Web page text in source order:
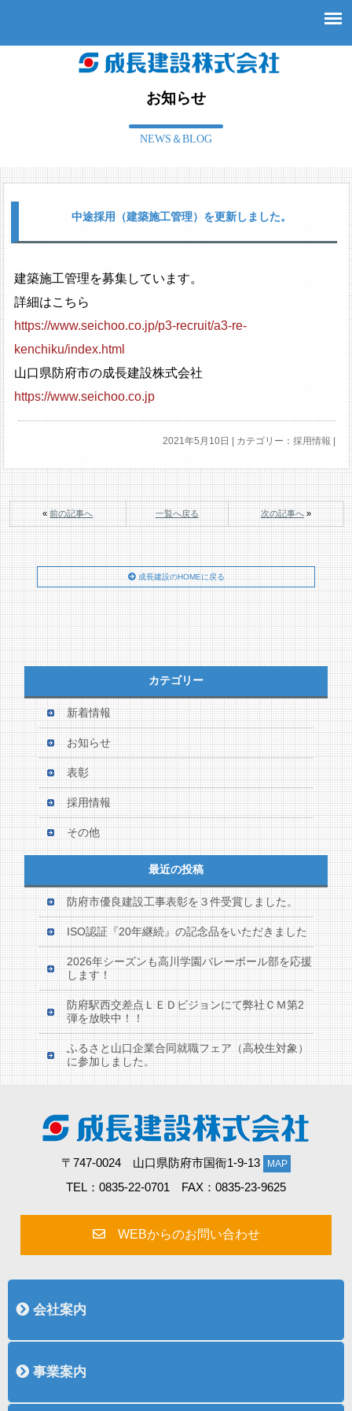
お知らせ
NEWS＆BLOG
中途採用（建築施工管理）を更新しました。
建築施工管理を募集しています。
詳細はこちら
https://www.seichoo.co.jp/p3-recruit/a3-re-
kenchiku/index.html
山口県防府市の成長建設株式会社
https://www.seichoo.co.jp
2021年5月10日 | カテゴリー：採用情報
«前の記事へ 一覧へ戻る 次の記事へ»
成長建設のHOMEに戻る
カテゴリー
新着情報
お知らせ
表彰
採用情報
その他
最近の投稿
防府市優良建設工事表彰を３件受賞しました。
ISO認証『20年継続』の記念品をいただきました
2026年シーズンも高川学園バレーボール部を応援
します！
防府駅西交差点ＬＥＤビジョンにて弊社ＣＭ第2
弾を放映中！！
ふるさと山口企業合同就職フェア（高校生対象）
に参加しました。
〒747-0024 山口県防府市国衙1-9-13 MAP
TEL：0835-22-0701 FAX：0835-23-9625
WEBからのお問い合わせ
会社案内
事業案内